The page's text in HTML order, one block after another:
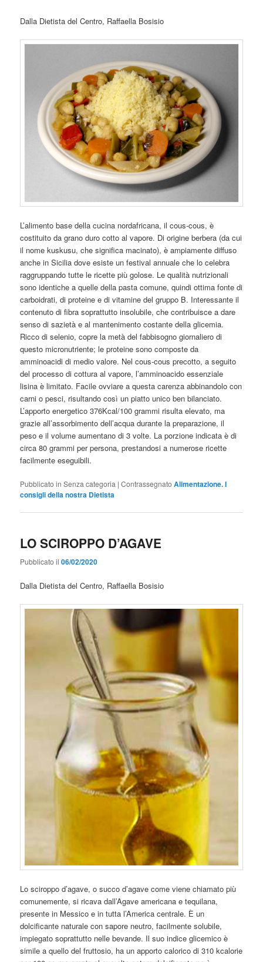
Dalla Dietista del Centro, Raffaella Bosisio
L’alimento base della cucina nordafricana, il cous-cous, è
costituito da grano duro cotto al vapore. Di origine berbera (da cui
il nome kuskusu, che significa macinato), è ampiamente diffuso
anche in Sicilia dove esiste un festival annuale che lo celebra
raggruppando tutte le ricette più golose. Le qualità nutrizionali
sono identiche a quelle della pasta comune, quindi ottima fonte di
carboidrati, di proteine e di vitamine del gruppo B. Interessante il
contenuto di fibra soprattutto insolubile, che contribuisce a dare
senso di sazietà e al mantenimento costante della glicemia.
Ricco di selenio, copre la metà del fabbisogno giornaliero di
questo micronutriente; le proteine sono composte da
amminoacidi di medio valore. Nel cous-cous precotto, a seguito
del processo di cottura al vapore, l’amminoacido essenziale
lisina è limitato. Facile ovviare a questa carenza abbinandolo con
carni o pesci, risultando così un piatto unico ben bilanciato.
L’apporto energetico 376Kcal/100 grammi risulta elevato, ma
grazie all’assorbimento dell’acqua durante la preparazione, il
peso e il volume aumentano di 3 volte. La porzione indicata è di
circa 80 grammi per persona, prestandosi a numerose ricette
facilmente eseguibili.
Pubblicato in Senza categoria |Contrassegnato Alimentazione. I
consigli della nostra Dietista
LO SCIROPPO D’AGAVE
Pubblicato il06/02/2020
Dalla Dietista del Centro, Raffaella Bosisio
Lo sciroppo d’agave, o succo d’agave come viene chiamato più
comunemente, si ricava dall’Agave americana e tequilana,
presente in Messico e in tutta l’America centrale. È un
dolcificante naturale con sapore neutro, facilmente solubile,
impiegato soprattutto nelle bevande. Il suo indice glicemico è
simile a quello del fruttosio, ha un apporto calorico di 310 kcalorie